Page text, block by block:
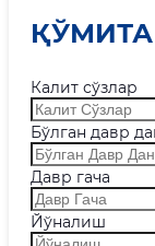
Калит сўзлар
Бўлган давр
Давр гача
Йўналиш